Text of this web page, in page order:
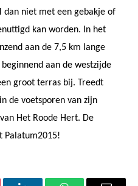
dan niet met een gebakje of
kan worden. In het
aan de 7,5 km lange
aan de westzijde
groot terras bij. Treedt
de voetsporen van zijn
Het Roode Hert. De
Palatum2015!